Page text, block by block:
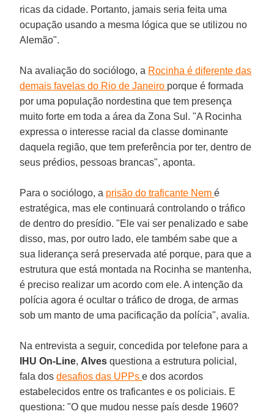
ricas da cidade. Portanto, jamais seria feita uma
ocupação usando a mesma lógica que se utilizou no
Alemão".
Na avaliação do sociólogo, a Rocinha é diferente das
demais favelas do Rio de Janeiro porque é formada
por uma população nordestina que tem presença
muito forte em toda a área da Zona Sul. "A Rocinha
expressa o interesse racial da classe dominante
daquela região, que tem preferência por ter, dentro de
seus prédios, pessoas brancas", aponta.
Para o sociólogo, a prisão do traficante Nemé
estratégica, mas ele continuará controlando o tráfico
de dentro do presídio. "Ele vai ser penalizado e sabe
disso, mas, por outro lado, ele também sabe que a
sua liderança será preservada até porque, para que a
estrutura que está montada na Rocinha se mantenha,
é preciso realizar um acordo com ele. A intenção da
polícia agora é ocultar o tráfico de droga, de armas
sob um manto de uma pacificação da polícia", avalia.
Na entrevista a seguir, concedida por telefone para a
IHU On-Line, Alves questiona a estrutura policial,
fala dosdesafios das UPPse dos acordos
estabelecidos entre os traficantes e os policiais. E
questiona: "O que mudou nesse país desde 1960?